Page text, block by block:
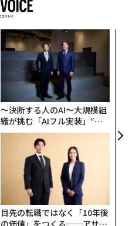
〜決断する人のAI〜大規模組
織が挑む「AIフル実装」“使
う”企業から“動く”企業へ【N
TTドコモビジネス×PwC】
目先の転職ではなく「10年後